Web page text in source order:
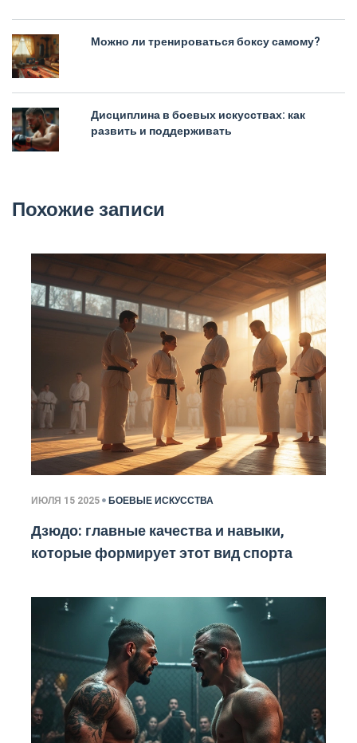
Можно ли тренироваться боксу самому?
Дисциплина в боевых искусствах: как
развить и поддерживать
Похожие записи
ИЮЛЯ 15 2025 БОЕВЫЕ ИСКУССТВА
Дзюдо: главные качества и навыки,
которые формирует этот вид спорта